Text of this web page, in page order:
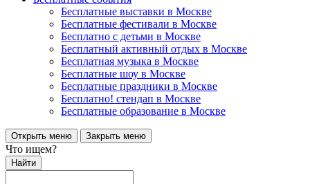
Бесплатные выставки в Москве
Бесплатные фестивали в Москве
Бесплатно с детьми в Москве
Бесплатный активный отдых в Москве
Бесплатная музыка в Москве
Бесплатные шоу в Москве
Бесплатные праздники в Москве
Бесплатно! стендап в Москве
Бесплатные образование в Москве
Открыть меню Закрыть меню
Что ищем?
Найти